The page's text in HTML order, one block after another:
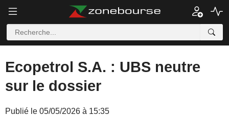
Ecopetrol S.A. : UBS neutre
sur le dossier
Publié le 05/05/2026 à 15:35